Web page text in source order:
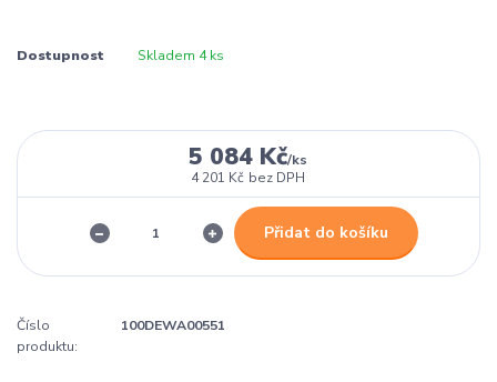
Dostupnost Skladem 4 ks
5 084 Kč/ks
4 201 Kč bez DPH
Přidat do košíku
Číslo
produktu:
100DEWA00551